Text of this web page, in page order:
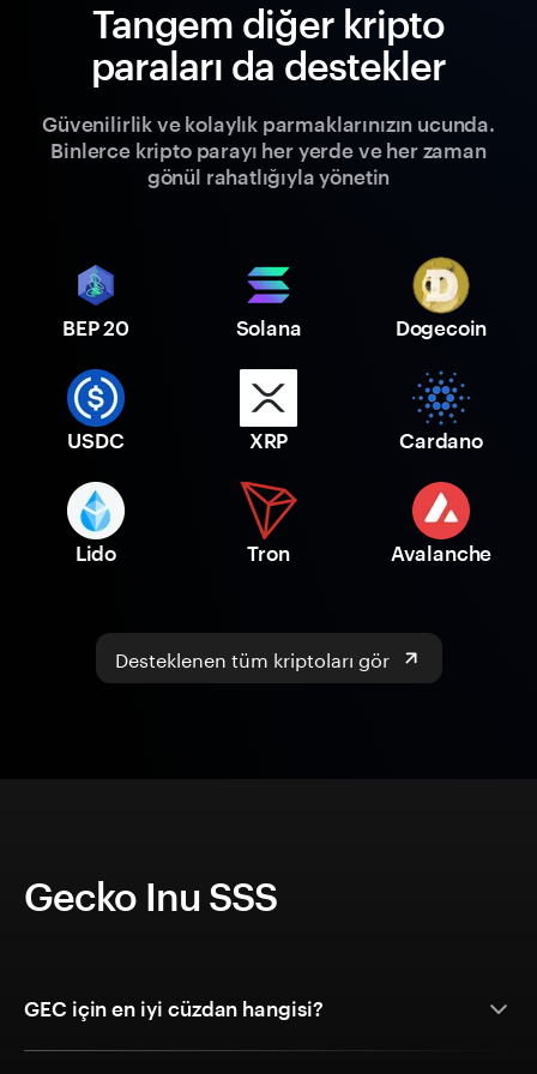
Tangem diğer kripto
paraları da destekler
Güvenilirlik ve kolaylık parmaklarınızın ucunda.
Binlerce kripto parayı her yerde ve her zaman
gönül rahatlığıyla yönetin
BEP 20 Solana Dogecoin
USDC XRP Cardano
Lido Tron Avalanche
Desteklenen tüm kriptoları gör
Gecko Inu SSS
GEC için en iyi cüzdan hangisi?